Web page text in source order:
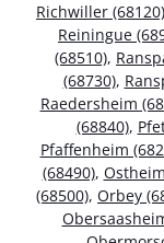
Richwiller (68120)
Reiningue
(68510),
(68730),
Raedersheim
(68840),
Pfaffenheim
(68490),
(68500), Orbey